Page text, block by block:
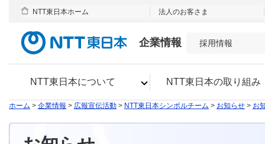
企業情報
NTT東日本について NTT東日本の取り組み
NTT東日本ホーム 法人のお客さま
採用情報
ホーム > 企業情報 > 広報宣伝活動 > NTT東日本シンボルチーム > お知らせ > お